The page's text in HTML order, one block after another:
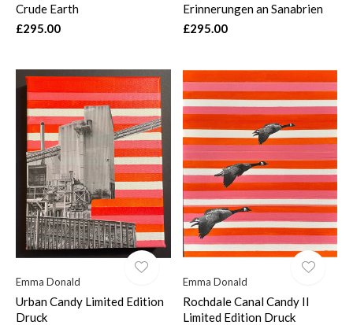
Crude Earth
£295.00
Erinnerungen an Sanabrien
£295.00
Emma Donald
Urban Candy Limited Edition
Druck
Emma Donald
Rochdale Canal Candy II
Limited Edition Druck